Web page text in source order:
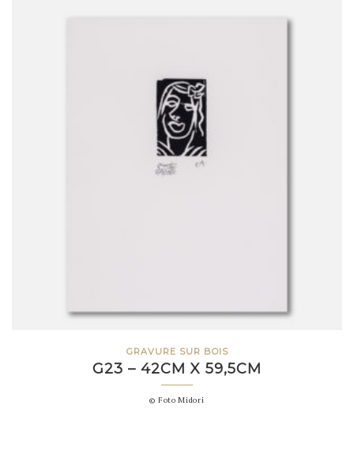
GRAVURE SUR BOIS
G23 – 42CM X 59,5CM
© Foto Midori